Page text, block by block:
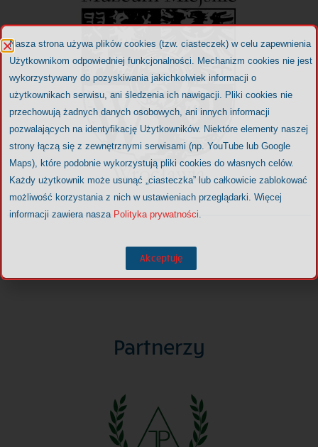
Partnerzy
Nasza strona używa plików cookies (tzw. ciasteczek) w celu zapewnienia
Użytkownikom odpowiedniej funkcjonalności. Mechanizm cookies nie jest
wykorzystywany do pozyskiwania jakichkolwiek informacji o
użytkownikach serwisu, ani śledzenia ich nawigacji. Pliki cookies nie
przechowują żadnych danych osobowych, ani innych informacji
pozwalających na identyfikację Użytkowników. Niektóre elementy naszej
strony łączą się z zewnętrznymi serwisami (np. YouTube lub Google
Maps), które podobnie wykorzystują pliki cookies do własnych celów.
Każdy użytkownik może usunąć „ciasteczka” lub całkowicie zablokować
możliwość korzystania z nich w ustawieniach przeglądarki. Więcej
informacji zawiera nasza Polityka prywatności.
Akceptuję